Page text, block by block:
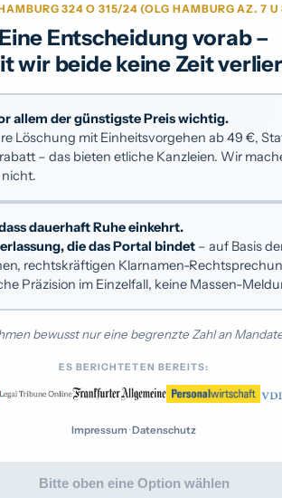
324 O 315/24 (OLG HAMBURG AZ. 7
Eine Entscheidung vorab –
wir beide keine Zeit
allem der günstigste Preis wichtig.
Löschung mit Einheitsvorgehen ab 49 €,
– das bieten etliche Kanzleien. Wir
dauerhaft Ruhe einkehrt.
die das Portal bindet – auf Basis
rechtskräftigen Klarnamen-
Präzision im Einzelfall, keine Massen-
bewusst nur eine begrenzte Zahl an
ES BERICHTETEN BEREITS:
Impressum ·Datenschutz
Bitte oben eine Option wählen
entschied gegen Google Ireland
die Verfahrenskosten auf.
GERICHT
Landgericht
PLATTFORM